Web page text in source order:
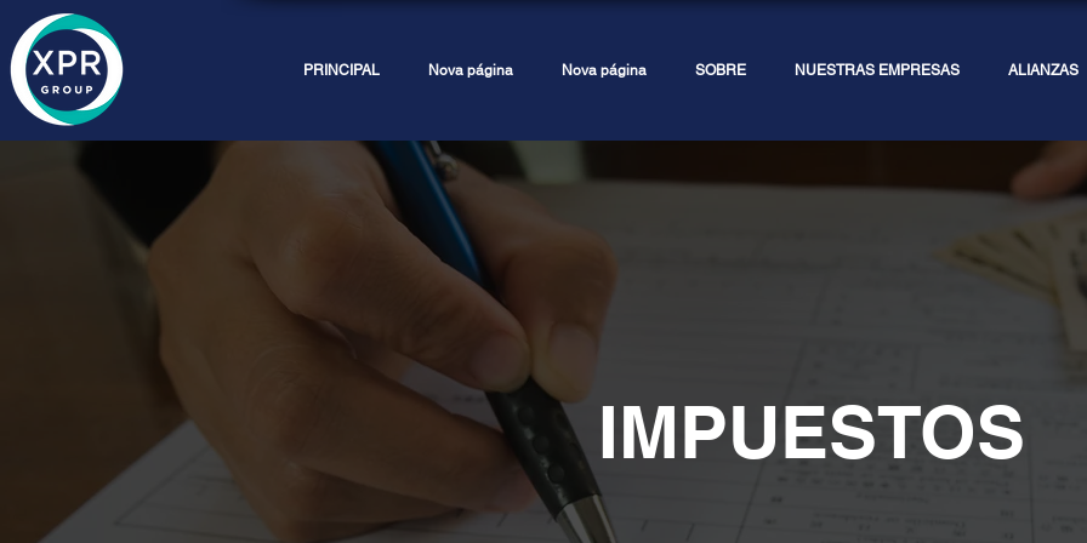
PRINCIPAL Nova página Nova página SOBRE NUESTRAS EMPRESAS ALIANZAS
IMPUESTOS